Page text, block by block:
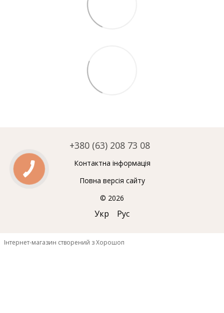
+380 (63) 208 73 08
Контактна інформація
Повна версія сайту
© 2026
Укр Рус
Інтернет-магазин створений з Хорошоп